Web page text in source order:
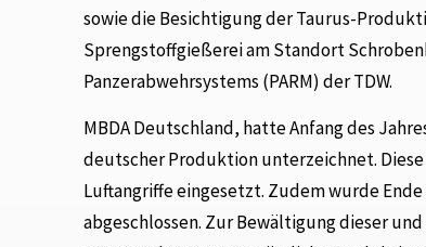
sowie die Besichtigung der Taurus-
Sprengstoffgießerei am Standort
Panzerabwehrsystems (PARM) der TDW.
MBDA Deutschland, hatte Anfang des
deutscher Produktion unterzeichnet.
Luftangriffe eingesetzt. Zudem wurde
abgeschlossen. Zur Bewältigung dieser